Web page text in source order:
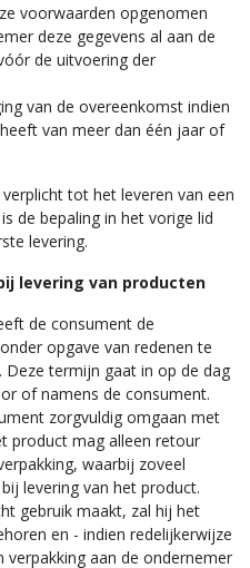
voorwaarden opgenomen
deze gegevens al aan de
de uitvoering der
van de overeenkomst indien
van meer dan één jaar of
tot het leveren van een
de bepaling in het vorige lid
levering.
levering van producten
de consument de
opgave van redenen te
Deze termijn gaat in op de dag
of namens de consument.
zorgvuldig omgaan met
product mag alleen retour
waarbij zoveel
levering van het product.
gebruik maakt, zal hij het
en - indien redelijkerwijze
aan de ondernemer